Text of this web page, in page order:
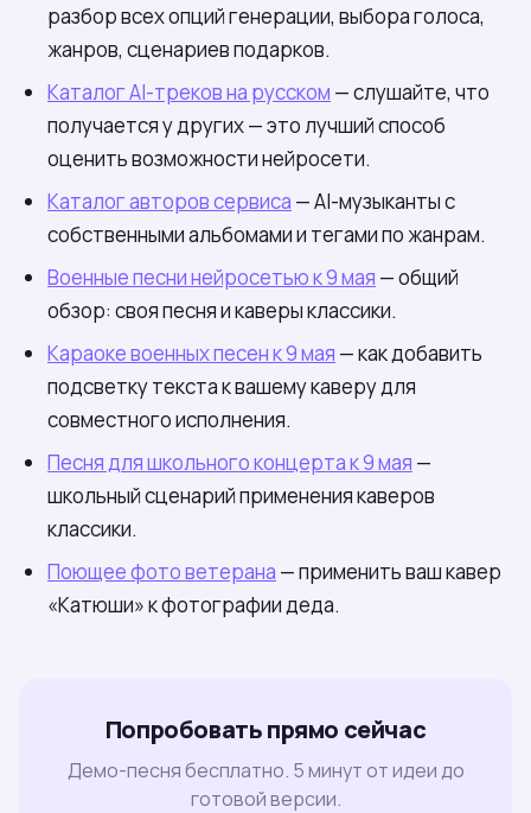
разбор всех опций генерации, выбора голоса,
жанров, сценариев подарков.
Каталог AI-треков на русском — слушайте, что
получается у других — это лучший способ
оценить возможности нейросети.
Каталог авторов сервиса — AI-музыканты с
собственными альбомами и тегами по жанрам.
Военные песни нейросетью к 9 мая — общий
обзор: своя песня и каверы классики.
Караоке военных песен к 9 мая — как добавить
подсветку текста к вашему каверу для
совместного исполнения.
Песня для школьного концерта к 9 мая —
школьный сценарий применения каверов
классики.
Поющее фото ветерана — применить ваш кавер
«Катюши» к фотографии деда.
Попробовать прямо сейчас
Демо-песня бесплатно. 5 минут от идеи до
готовой версии.